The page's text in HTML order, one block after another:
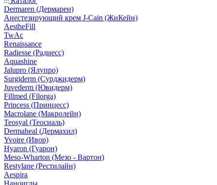
Dermaren (Дермарен)
Анестезирующий крем J-Cain (ЖиКейн)
AestheFill
TwAc
Renaissance
Radiesse (Радиесс)
Aquashine
Jalupro (Ялупро)
Surgiderm (Сурджидерм)
Juvederm (Ювидерм)
Fillmed (Filorga)
Princess (Принцесс)
Macrolane (Макролейн)
Teosyal (Теосиаль)
Dermaheal (Дермахил)
Yvoire (Ивор)
Hyaron (Гуарон)
Meso-Wharton (Мезо - Вартон)
Restylane (Рестилайн)
Aespira
Наноиглы